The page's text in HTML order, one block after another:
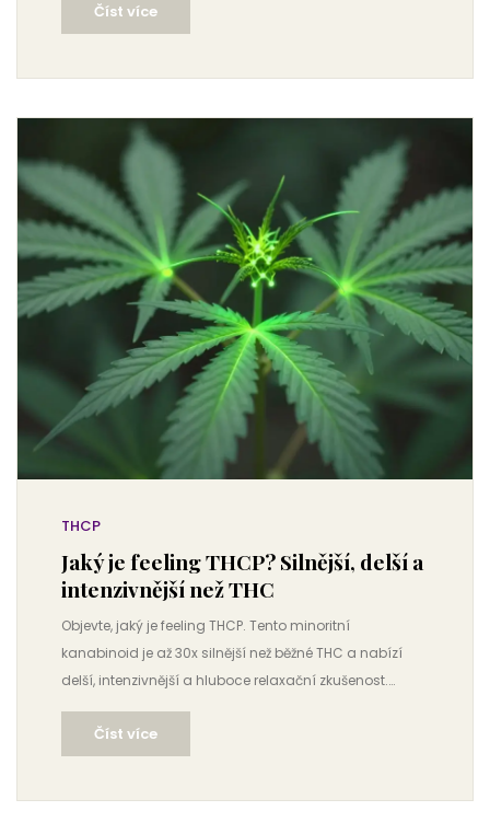
Číst více
THCP
Jaký je feeling THCP? Silnější, delší a
intenzivnější než THC
Objevte, jaký je feeling THCP. Tento minoritní
kanabinoid je až 30x silnější než běžné THC a nabízí
delší, intenzivnější a hluboce relaxační zkušenost.
Přečtěte si srovnání s HHC a tipy pro bezpečné užívání.
Číst více